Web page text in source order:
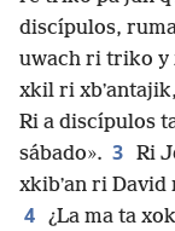
discípulos,
uwach ri triko
xkil ri
Ri a discípulos
sábado». 3 Ri
xkibʼan ri David
4 ¿La ma ta